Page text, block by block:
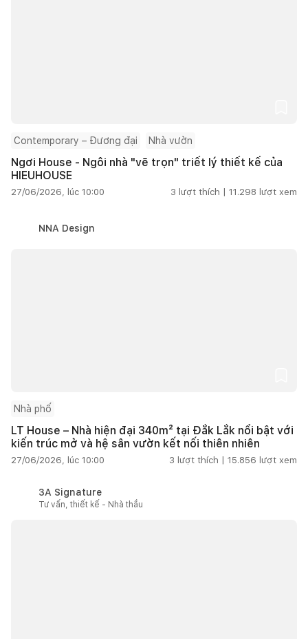
Contemporary – Đương đại Nhà vườn
Ngơi House - Ngôi nhà "vẽ trọn" triết lý thiết kế của
HIEUHOUSE
27/06/2026, lúc 10:00 3 lượt thích | 11.298 lượt xem
NNA Design
Nhà phố
LT House – Nhà hiện đại 340m² tại Đắk Lắk nổi bật với
kiến trúc mở và hệ sân vườn kết nối thiên nhiên
27/06/2026, lúc 10:00 3 lượt thích | 15.856 lượt xem
3A Signature
Tư vấn, thiết kế - Nhà thầu